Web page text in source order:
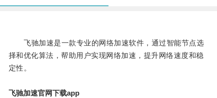
飞驰加速是一款专业的网络加速软件，通过智能节点选
择和优化算法，帮助用户实现网络加速，提升网络速度和稳
定性。
飞驰加速官网下载app